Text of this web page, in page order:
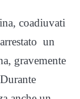
coadiuvati
un
gravemente